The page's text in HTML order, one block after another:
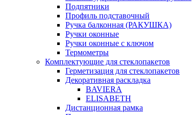
Подпятники
Профиль подставочный
Ручка балконная (РАКУШКА)
Ручки оконные
Ручки оконные с ключом
Термометры
Комплектующие для стеклопакетов
Герметизация для стеклопакетов
Декоративная раскладка
BAVIERA
ELISABETH
Дистанционная рамка